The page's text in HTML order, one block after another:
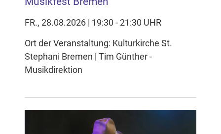
FR., 28.08.2026 | 19:30 - 21:30 UHR
Ort der Veranstaltung: Kulturkirche St.
Stephani Bremen | Tim Günther -
Musikdirektion